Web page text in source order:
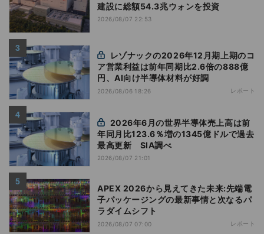
建設に総額54.3兆ウォンを投資
2026/08/07 22:53
ア営業利益は前年同期比2.6倍の888億
円、AI向け半導体材料が好調
2026/08/06 18:26 レポート
年同月比123.6％増の1345億ドルで過去
最高更新 SIA調べ
2026/08/07 21:01
APEX 2026から見えてきた未来:先端電
子パッケージングの最新事情と次なるパ
ラダイムシフト
2026/08/07 07:00 レポート